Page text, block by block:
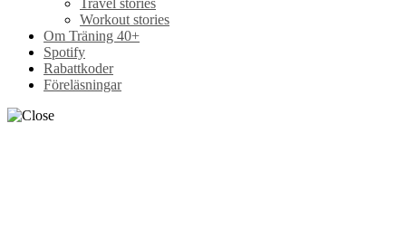
Workout stories
Om Träning 40+
Spotify
Rabattkoder
Föreläsningar